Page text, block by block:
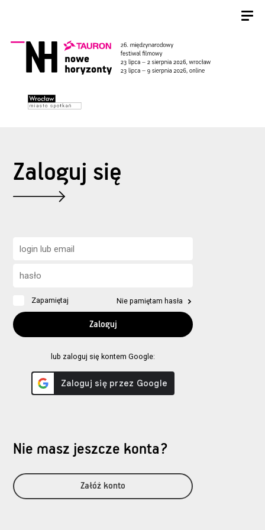
Zaloguj się
Zapamiętaj Nie pamiętam hasła
lub zaloguj się kontem Google:
Nie masz jeszcze konta?
Załóż konto